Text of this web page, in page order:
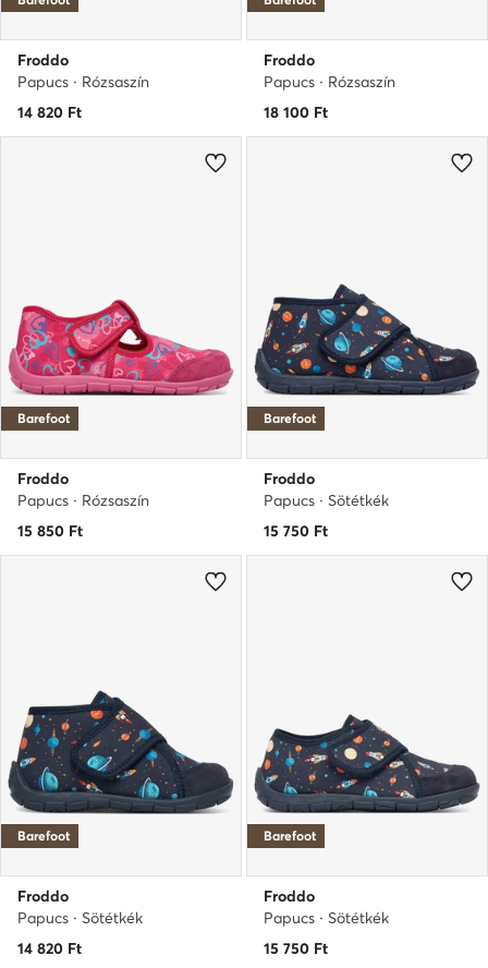
Froddo
Papucs · Rózsaszín
14 820 Ft
Froddo
Papucs · Rózsaszín
18 100 Ft
Barefoot
Froddo
Papucs · Rózsaszín
15 850 Ft
Barefoot
Froddo
Papucs · Sötétkék
15 750 Ft
Barefoot
Froddo
Papucs · Sötétkék
14 820 Ft
Barefoot
Froddo
Papucs · Sötétkék
15 750 Ft